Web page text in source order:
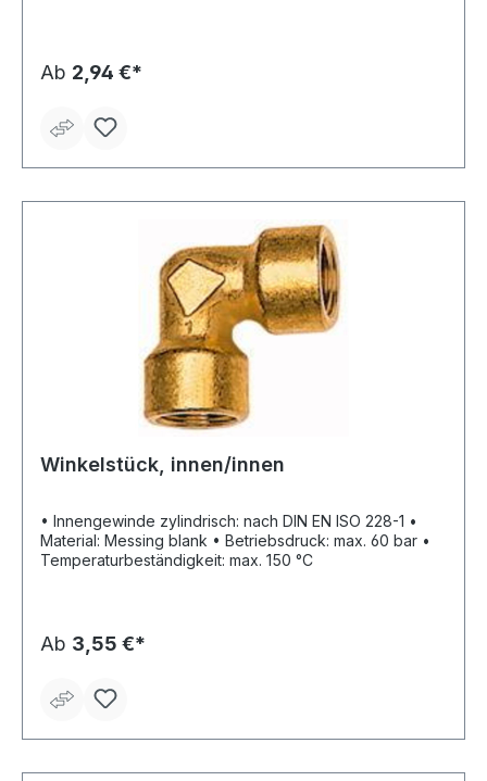
Ab 2,94 €*
Winkelstück, innen/innen
• Innengewinde zylindrisch: nach DIN EN ISO 228-1 •
Material: Messing blank • Betriebsdruck: max. 60 bar •
Temperaturbeständigkeit: max. 150 °C
Ab 3,55 €*